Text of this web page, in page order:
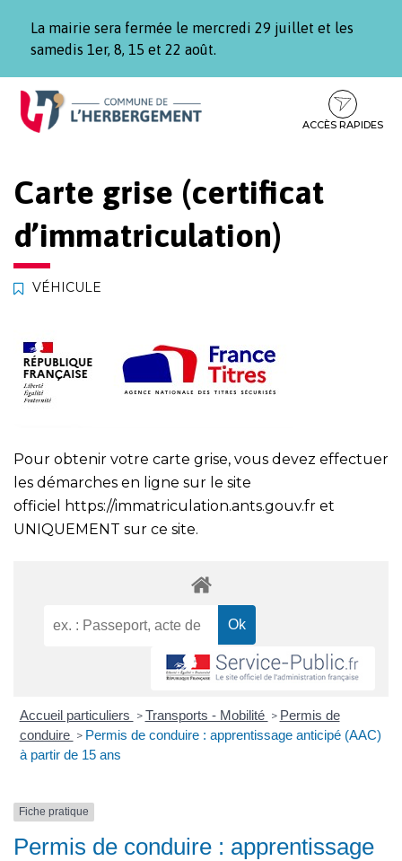
La mairie sera fermée le mercredi 29 juillet et les
samedis 1er, 8, 15 et 22 août.
Aller
Aller
contenu
Aller
pied
ACCÈS RAPIDES
Carte grise (certificat
d’immatriculation)
VÉHICULE
Pour obtenir votre carte grise, vous devez effectuer
les démarches en ligne sur le site
officiel
https://immatriculation.ants.gouv.fr et
UNIQUEMENT sur ce site.
Accueil particuliers > Transports - Mobilité > Permis de
conduire > Permis de conduire : apprentissage anticipé (AAC)
à partir de 15 ans
Fiche pratique
Permis de conduire : apprentissage